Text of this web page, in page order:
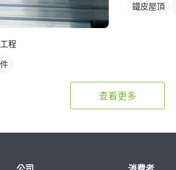
程
鐵皮屋頂
查看更多